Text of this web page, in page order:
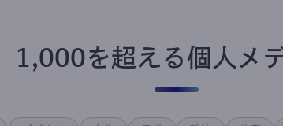
1,000を超える個人メ